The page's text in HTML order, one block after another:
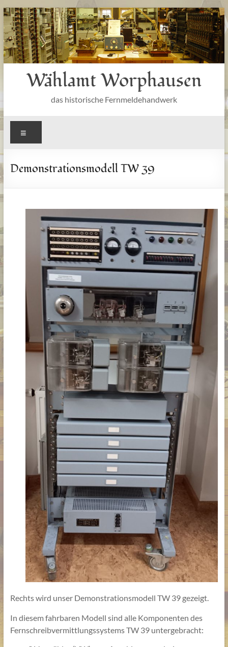
Zum
Inhalt
springen
Wählamt Worphausen
das historische Fernmeldehandwerk
Demonstrationsmodell TW 39
Rechts wird unser Demonstrationsmodell TW 39 gezeigt.
In diesem fahrbaren Modell sind alle Komponenten des
Fernschreibvermittlungssystems TW 39 untergebracht: